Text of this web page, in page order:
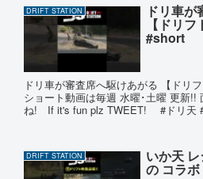
DRIFT STATION ドリ車
【ドリ
#short
ドリ車が審査席へ駆けあがる 【ドリ
ショート動画は毎週 水曜･土曜 更新!!
ね! If it's fun plz TWEET! #ドリ天
DRIFT STATION いか天
の コラ